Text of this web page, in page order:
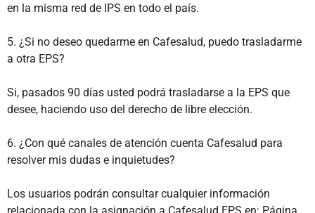
en la misma red de IPS en todo el país.
5. ¿Si no deseo quedarme en Cafesalud, puedo trasladarme
a otra EPS?
Si, pasados 90 días usted podrá trasladarse a la EPS que
desee, haciendo uso del derecho de libre elección.
6. ¿Con qué canales de atención cuenta Cafesalud para
resolver mis dudas e inquietudes?
Los usuarios podrán consultar cualquier información
relacionada con la asignación a Cafesalud EPS en: Página